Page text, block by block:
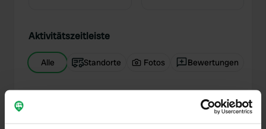
Aktivitätszeitleiste
Alle Standorte Fotos Bewertungen
vor mehr als 6
Jahren